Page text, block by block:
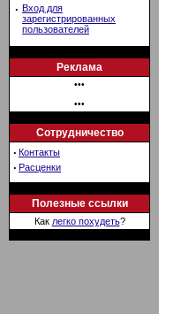
· Вход для
зарегистрированных
пользователей
Реклама
•••
•••
Сотрудничество
· Контакты
· Расценки
Полезные ссылки
Как легко похудеть?